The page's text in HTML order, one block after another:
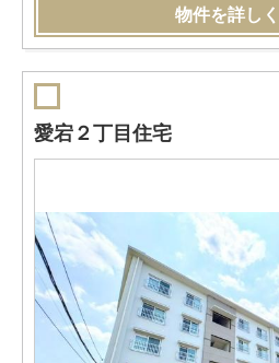
物件を詳し
愛宕２丁目住宅